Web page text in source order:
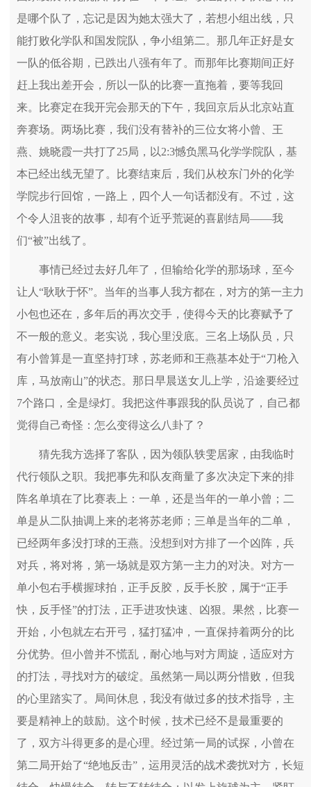
是哪个队了，忘记是因为她太强大了，若想小组出线，只
能打败化学队和国发院队，争小组第二。那几年正好是女
一队的低谷期，已跌出八强有年了。而那年比赛期间正好
赶上我出差开会，所以一队的比赛一直拖着，要等我回
来。比赛定在我开完会那天的下午，我回京后从北京站直
奔赛场。两场比赛，我们没有替补的三位女将小曾、王
燕、姚晓霞一共打了25局，以2:3憾负黑马化学学院队，基
本已经出线无望了。比赛结束后，我们从校东门外的化学
学院步行回馆，一路上，四个人一句话都没有。不过，这
个令人沮丧的故事，却有个近乎荒诞的喜剧结局——我
们“被”出线了。
事情已经过去好几年了，但输给化学的那场球，至今
让人“耿耿于怀”。当年的当事人我方都在，对方的第一主力
小包也还在，多年后的再次交手，使得今天的比赛赋予了
不一般的意义。老实说，我心里没底。三名上场队员，只
有小曾算是一直坚持打球，苏老师和王燕基本处于“刀枪入
库，马放南山”的状态。那日早晨送女儿上学，沿途要经过
7个路口，全是绿灯。我把这件事跟我的队员说了，自己都
觉得自己奇怪：怎么变得这么八卦了？
猜先我方选择了客队，因为领队轶雯居家，由我临时
代行领队之职。我把事先和队友商量了多次决定下来的排
阵名单填在了比赛表上：一单，还是当年的一单小曾；二
单是从二队抽调上来的老将苏老师；三单是当年的二单，
已经两年多没打球的王燕。没想到对方排了一个凶阵，兵
对兵，将对将，第一场就是双方第一主力的对决。对方一
单小包右手横握球拍，正手反胶，反手长胶，属于“正手
快，反手怪”的打法，正手进攻快速、凶狠。果然，比赛一
开始，小包就左右开弓，猛打猛冲，一直保持着两分的比
分优势。但小曾并不慌乱，耐心地与对方周旋，适应对方
的打法，寻找对方的破绽。虽然第一局以两分惜败，但我
的心里踏实了。局间休息，我没有做过多的技术指导，主
要是精神上的鼓励。这个时候，技术已经不是最重要的
了，双方斗得更多的是心理。经过第一局的试探，小曾在
第二局开始了“绝地反击”，运用灵活的战术袭扰对方，长短